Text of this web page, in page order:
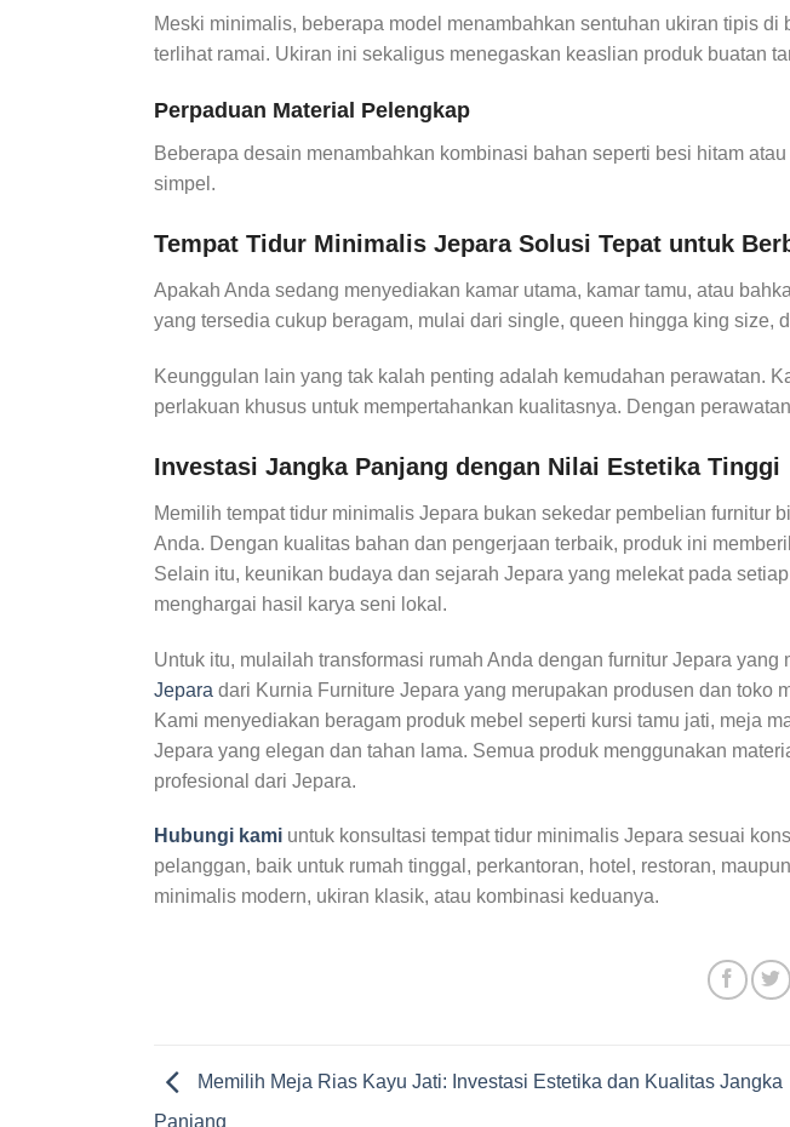
Meski minimalis, beberapa model menambahkan sentuhan ukiran tipis
terlihat ramai. Ukiran ini sekaligus menegaskan keaslian produk buatan
Perpaduan Material Pelengkap
Beberapa desain menambahkan kombinasi bahan seperti besi hitam
simpel.
Tempat Tidur Minimalis Jepara Solusi Tepat untuk
Apakah Anda sedang menyediakan kamar utama, kamar tamu, atau
yang tersedia cukup beragam, mulai dari single, queen hingga king
Keunggulan lain yang tak kalah penting adalah kemudahan perawatan.
perlakuan khusus untuk mempertahankan kualitasnya. Dengan
Investasi Jangka Panjang dengan Nilai Estetika Tinggi
Memilih tempat tidur minimalis Jepara bukan sekedar pembelian
Anda. Dengan kualitas bahan dan pengerjaan terbaik, produk ini
Selain itu, keunikan budaya dan sejarah Jepara yang melekat pada
menghargai hasil karya seni lokal.
Untuk itu, mulailah transformasi rumah Anda dengan furnitur Jepara
Jepara dari Kurnia Furniture Jepara yang merupakan produsen dan toko
Kami menyediakan beragam produk mebel seperti kursi tamu jati, meja
Jepara yang elegan dan tahan lama. Semua produk menggunakan
profesional dari Jepara.
Hubungi kami untuk konsultasi tempat tidur minimalis Jepara sesuai
pelanggan, baik untuk rumah tinggal, perkantoran, hotel, restoran,
minimalis modern, ukiran klasik, atau kombinasi keduanya.
Memilih Meja Rias Kayu Jati: Investasi Estetika dan Kualitas Jangka
Panjang